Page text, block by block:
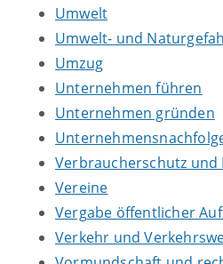
Umwelt
Umwelt- und
Umzug
Unternehmen führen
Unternehmen gründen
Verbraucherschutz und
Vereine
Vergabe öffentlicher
Verkehr und